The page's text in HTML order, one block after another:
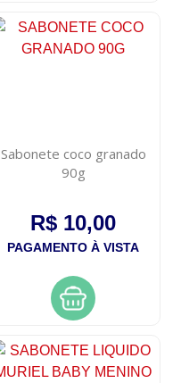
Sabonete coco granado
90g
R$ 10,00
PAGAMENTO À VISTA